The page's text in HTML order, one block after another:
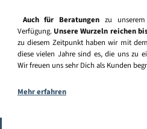
Auch für Beratungen zu
Verfügung. Unsere Wurzeln reichen
zu diesem Zeitpunkt haben wir mit
diese vielen Jahre sind es, die uns zu
Wir freuen uns sehr Dich als Kunden
Mehr erfahren